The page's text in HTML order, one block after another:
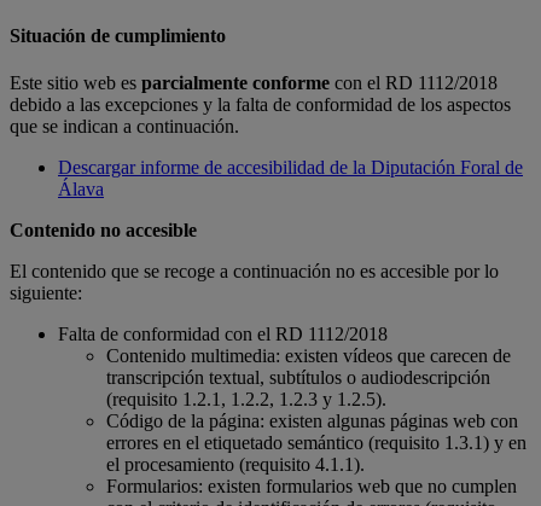
Situación de cumplimiento
Este sitio web es parcialmente conforme con el RD 1112/2018
debido a las excepciones y la falta de conformidad de los aspectos
que se indican a continuación.
Descargar informe de accesibilidad de la Diputación Foral de
Álava
Contenido no accesible
El contenido que se recoge a continuación no es accesible por lo
siguiente:
Falta de conformidad con el RD 1112/2018
Contenido multimedia: existen vídeos que carecen de
transcripción textual, subtítulos o audiodescripción
(requisito 1.2.1, 1.2.2, 1.2.3 y 1.2.5).
Código de la página: existen algunas páginas web con
errores en el etiquetado semántico (requisito 1.3.1) y en
el procesamiento (requisito 4.1.1).
Formularios: existen formularios web que no cumplen